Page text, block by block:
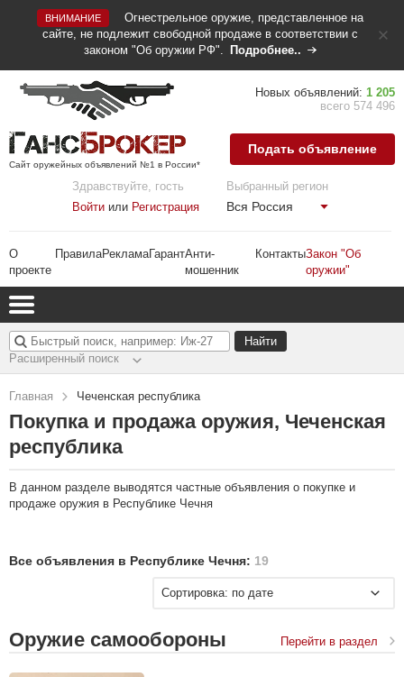
ВНИМАНИЕ
Огнестрельное оружие, представленное на
сайте, не подлежит свободной продаже в соответствии с
законом "Об оружии РФ".
Подробнее..
Сайт оружейных объявлений №1 в России*
Здравствуйте, гость
Войти или Регистрация
Выбранный регион
Вся Россия
О
проекте
ПравилаРекламаГарантАнти-
мошенник
КонтактыЗакон "Об
оружии"
Новых объявлений: 1 205
всего 574 496
Подать объявление
Расширенный поиск
Главная Чеченская республика
Покупка и продажа оружия, Чеченская
республика
В данном разделе выводятся частные объявления о покупке и
продаже оружия в Республике Чечня
Все объявления в Республике Чечня: 19
Сортировка: по дате
Оружие самообороны Перейти в раздел